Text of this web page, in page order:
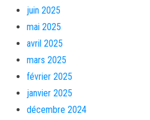
juin 2025
mai 2025
avril 2025
mars 2025
février 2025
janvier 2025
décembre 2024